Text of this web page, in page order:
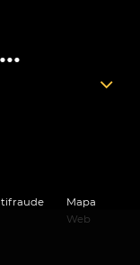
Mapa
Web